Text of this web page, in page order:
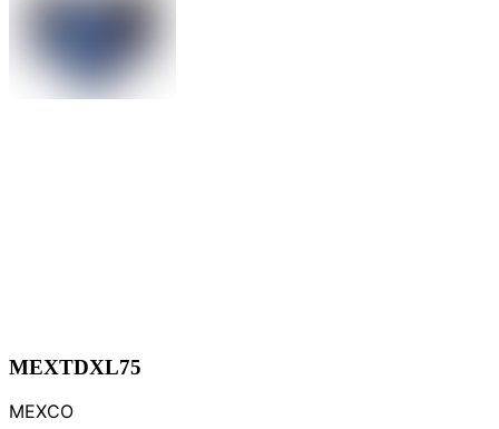
MEXTDXL75
MEXCO